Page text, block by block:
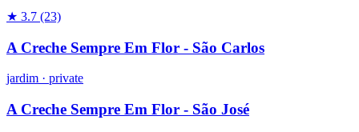
★ 3.7 (23)
A Creche Sempre Em Flor - São Carlos
jardim · private
A Creche Sempre Em Flor - São José